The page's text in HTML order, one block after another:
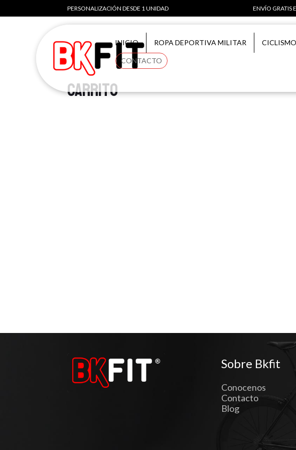
PERSONALIZACIÓN DESDE 1 UNIDAD ENVÍO GRATIS
INICIO ROPA DEPORTIVA MILITAR CICLISMO
CONTACTO
Carrito
Sobre Bkfit
Conocenos
Contacto
Blog